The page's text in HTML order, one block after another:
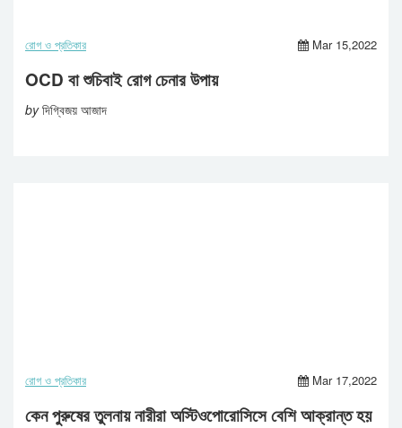
রোগ ও প্রতিকার Mar 15,2022
OCD বা শুচিবাই রোগ চেনার উপায়
byদিগ্বিজয় আজাদ
রোগ ও প্রতিকার Mar 17,2022
কেন পুরুষের তুলনায় নারীরা অস্টিওপোরোসিসে বেশি আক্রান্ত হয়